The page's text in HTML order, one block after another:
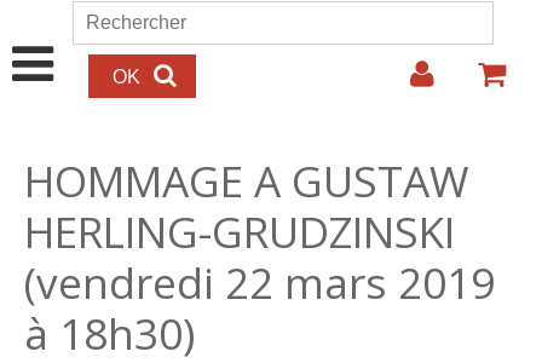
Aller au contenu principal
Formulaire de recherche
Rechercher
HOMMAGE A GUSTAW
HERLING-GRUDZINSKI
(vendredi 22 mars 2019
à 18h30)